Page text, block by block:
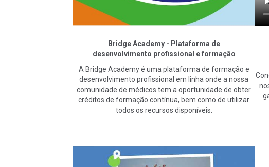
Bridge Academy - Plataforma de
desenvolvimento profissional e formação
A Bridge Academy é uma plataforma de formação e
desenvolvimento profissional em linha onde a nossa
comunidade de médicos tem a oportunidade de obter
créditos de formação contínua, bem como de utilizar
todos os recursos disponíveis.